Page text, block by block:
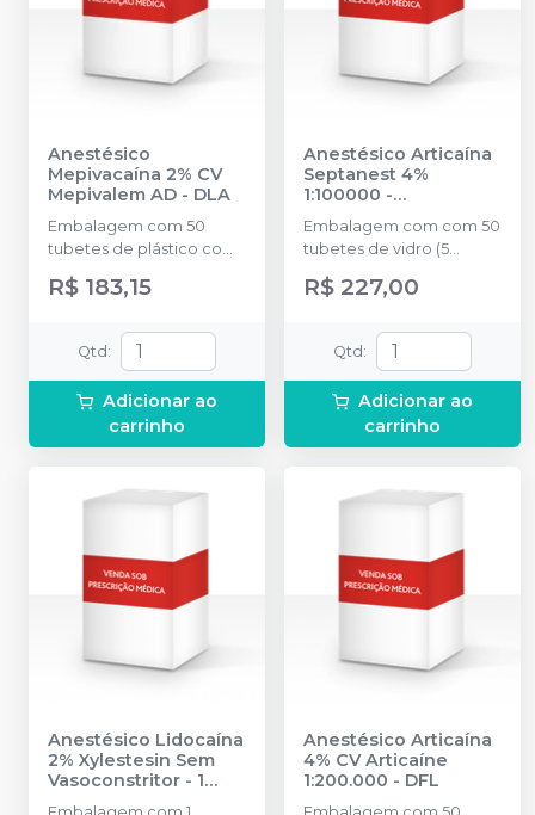
Anestésico
Mepivacaína 2% CV
Mepivalem AD - DLA
Embalagem com 50
tubetes de plástico com
1,8ml cada. Cloridrato de
Mepivacaína com
à aprovação sob análise.
R$ 183,15
Qtd :
Adicionar ao
carrinho
Anestésico Articaína
Septanest 4%
1:100000 -
SEPTODONT
Embalagem com com 50
tubetes de vidro (5
blisters contendo 10
unidades cada).
R$ 227,00
Qtd :
Adicionar ao
carrinho
Anestésico Lidocaína
2% Xylestesin Sem
Vasoconstritor - 1
Ampola (20ml)
Anestésico Articaína
4% CV Articaíne
1:200.000 - DFL